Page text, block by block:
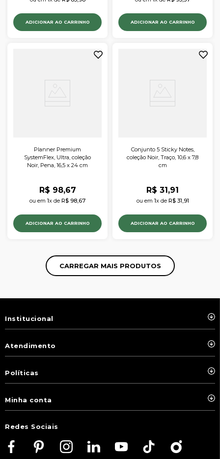
ADICIONAR AO CARRINHO ADICIONAR AO CARRINHO
Planner Premium
SystemFlex, Ultra, coleção
Noir, Pena, 16,5 x 24 cm
R$ 98,67
ou em 1x de R$ 98,67
ADICIONAR AO CARRINHO
Conjunto 5 Sticky Notes,
coleção Noir, Traço, 10,6 x 7,8
cm
R$ 31,91
ou em 1x de R$ 31,91
ADICIONAR AO CARRINHO
Institucional
Atendimento
Políticas
Minha conta
Redes Sociais